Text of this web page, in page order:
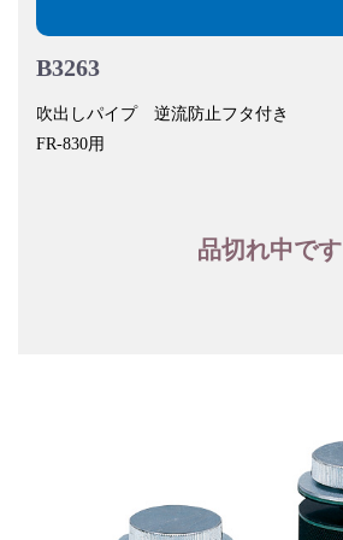
B3263
吹出しパイプ 逆流防止フタ付き
FR-830用
品切れ中です